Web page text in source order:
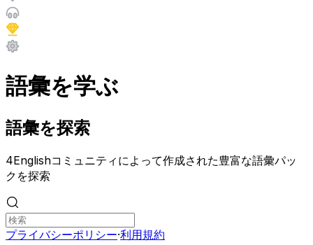
語彙を学ぶ
語彙を探索
4Englishコミュニティによって作成された豊富な語彙パッ
クを探索
プライバシーポリシー·利用規約